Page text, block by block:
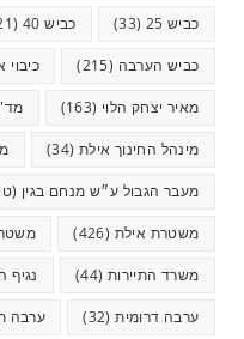
כביש 25 (33) כביש 40 (121)
כביש הערבה (215)
מאיר יצחק הלוי (163)
מינהל החינוך אילת (34)
מעבר הגבול ע״ש מנחם בגין
משטרת אילת (426)
משרד התיירות (44) נגיף
ערבה דרומית(32) ערבה